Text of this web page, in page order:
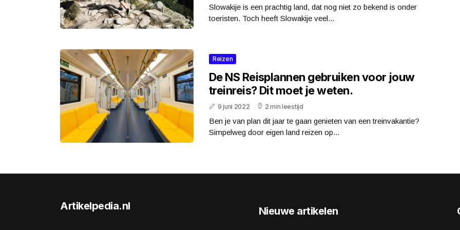
Slowakije is een prachtig land, dat nog niet zo bekend is onder
toeristen. Toch heeft Slowakije veel...
Reizen
De NS Reisplannen gebruiken voor jouw
treinreis? Dit moet je weten.
9 juni 2022 2 min leestijd
Ben je van plan dit jaar te gaan genieten van een treinvakantie?
Simpelweg door eigen land reizen op...
Artikelpedia.nl Nieuwe artikelen